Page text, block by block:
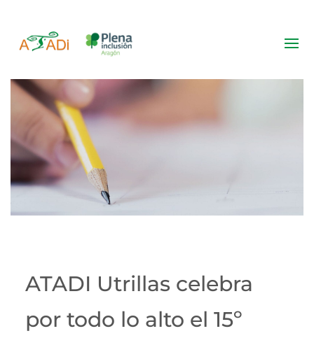
Noticias
ATADI Utrillas celebra
por todo lo alto el 15º